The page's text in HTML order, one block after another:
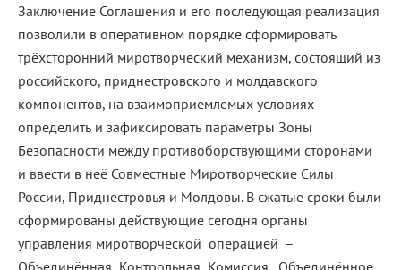
Заключение Соглашения и его последующая реализация
позволили в оперативном порядке сформировать
трёхсторонний миротворческий механизм, состоящий из
российского, приднестровского и молдавского
компонентов, на взаимоприемлемых условиях
определить и зафиксировать параметры Зоны
Безопасности между противоборствующими сторонами
и ввести в неё Совместные Миротворческие Силы
России, Приднестровья и Молдовы. В сжатые сроки были
сформированы действующие сегодня органы
управления миротворческой операцией –
Объединённая Контрольная Комиссия, Объединённое